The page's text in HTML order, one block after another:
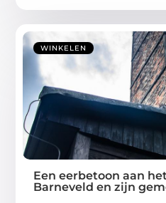
WINKELEN
Een eerbetoon aan
Barneveld en zijn